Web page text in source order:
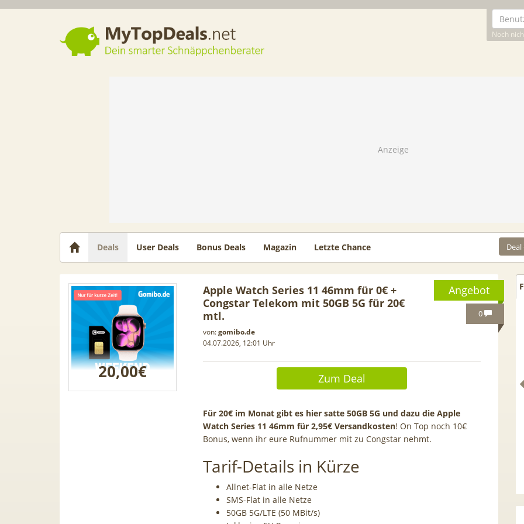
Noch
Dein smarter Schnäppchenberater
Deals User Deals Bonus Deals Magazin Letzte Chance
Angebot
0
20,00€
Apple Watch Series 11 46mm für 0€ +
Congstar Telekom mit 50GB 5G für 20€
mtl.
von:gomibo.de
04.07.2026, 12:01 Uhr
Zum Deal
Für 20€ im Monat gibt es hier satte 50GB 5G und dazu die Apple
Watch Series 11 46mm für 2,95€ Versandkosten! On Top noch 10€
Bonus, wenn ihr eure Rufnummer mit zu Congstar nehmt.
Tarif-Details in Kürze
Allnet-Flat in alle Netze
SMS-Flat in alle Netze
50GB 5G/LTE (50 MBit/s)
50€ Wechselbonus! 🎉 50GB 5G
TOP 🍿 Netflix Standard + 300
waipu.tv Perfect Plus ab 9€
mtl.
Luftentfeuchten | 9.000